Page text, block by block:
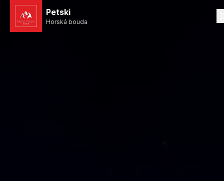
Petski
Horská bouda